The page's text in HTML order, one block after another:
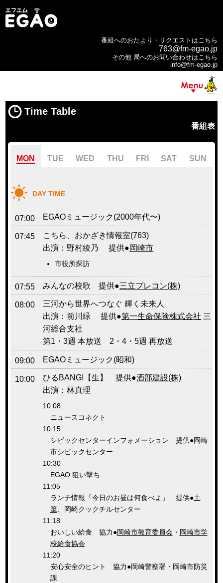
番組へのおたより・リクエストはこちら
763@fm-egao.jp
その他 局へのお問い合わせはこちら
info@fm-egao.jp
Time Table
番組表
MON TUE WED THU FRI SAT SUN
DAY TIME
07:00 EGAOミュージック(2000年代〜)
07:45
こちら、おかざき情報室(763)
出演：野村綾乃 提供●岡崎市
市役所探訪
07:55 みんなの校歌 提供●三立プレコン(株)
08:00
三河から世界へつなぐ 輝く未来人
出演：前川緑 提供●第一生命保険株式会社 三
河総合支社
第1・3週 本放送 2・4・5週 再放送
09:00 EGAOミュージック(昭和)
10:00 ひるBANG!【生】 提供●酒部建設(株)
出演：林真理
10:08
ニュースコネクト
10:15
シビックセンターインフォメーション 提供●岡崎
市シビックセンター
10:30
EGAO 狙い撃ち
11:05
ランチ情報「今日のお昼は何食べよ」 提供●土
筆、岡崎クックチルセンター
11:18
おいしい給食 協力●岡崎市教育委員会・ 岡崎市学
校給食協会
11:20
安心安全のヒント 協力●岡崎警察署・岡崎市防災
課